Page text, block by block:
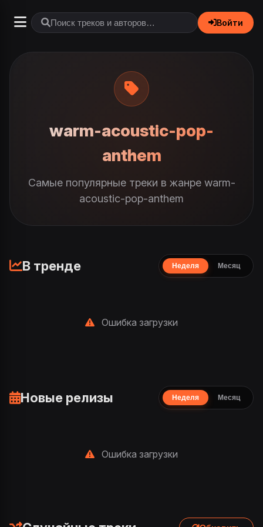
Войти
warm-acoustic-pop-
anthem
Самые популярные треки в жанре warm-
acoustic-pop-anthem
В тренде Неделя Месяц
Ошибка загрузки
Новые релизы Неделя Месяц
Ошибка загрузки